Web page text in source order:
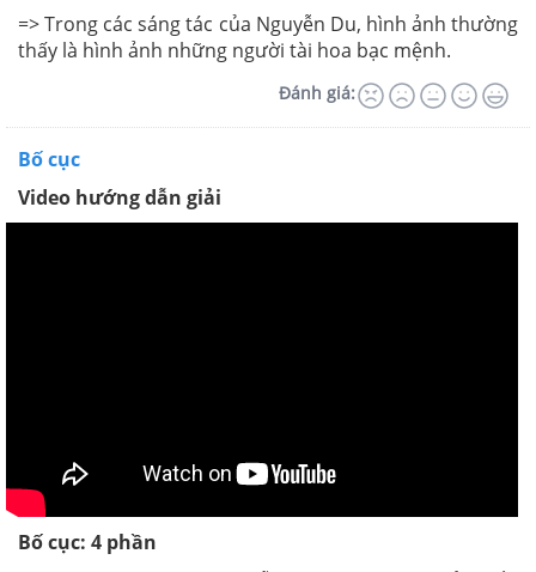
=> Trong các sáng tác của Nguyễn Du, hình ảnh thường
thấy là hình ảnh những người tài hoa bạc mệnh.
Đánh giá:
Bố cục
Video hướng dẫn giải
Bố cục: 4 phần